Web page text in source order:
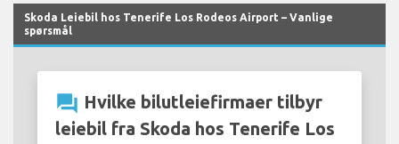
Skoda Leiebil hos Tenerife Los Rodeos Airport – Vanlige
spørsmål
question_answer Hvilke bilutleiefirmaer tilbyr
leiebil fra Skoda hos Tenerife Los